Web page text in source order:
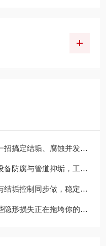
搞定结垢、腐蚀并发难题
管道抑垢，工厂运维通用干货
制同步做，稳定运行更省心
失正在拖垮你的设备与成本